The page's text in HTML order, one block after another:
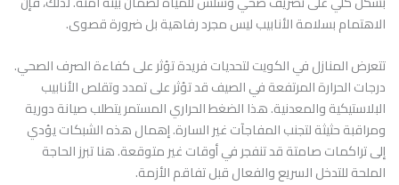
الاهتمام بسلامة الأنابيب ليس مجرد رفاهية بل ضرورة قصوى.
تتعرض المنازل في الكويت لتحديات فريدة تؤثر على كفاءة الصرف الصحي.
درجات الحرارة المرتفعة في الصيف قد تؤثر على تمدد وتقلص الأنابيب
البلاستيكية والمعدنية. هذا الضغط الحراري المستمر يتطلب صيانة دورية
ومراقبة حثيثة لتجنب المفاجآت غير السارة. إهمال هذه الشبكات يؤدي
إلى تراكمات صامتة قد تنفجر في أوقات غير متوقعة. هنا تبرز الحاجة
الملحة للتدخل السريع والفعال قبل تفاقم الأزمة.